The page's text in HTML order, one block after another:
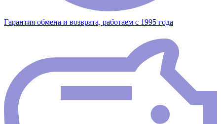
Гарантия обмена и возврата, работаем с 1995 года